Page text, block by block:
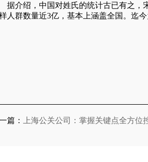
介绍，中国对姓氏的统计古已有之，
人群数量近3亿，基本上涵盖全国。迄
篇： 上海公关公司：掌握关键点全方位